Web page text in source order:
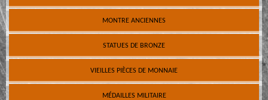
MONTRE ANCIENNES
STATUES DE BRONZE
VIEILLES PIÈCES DE MONNAIE
MÉDAILLES MILITAIRE